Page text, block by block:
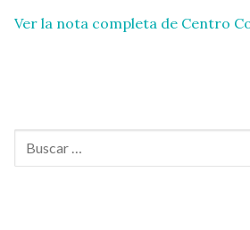
Ver la nota completa de Centro
Buscar: